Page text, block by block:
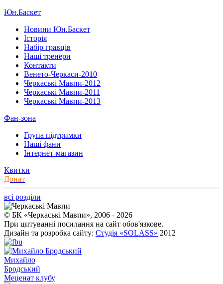
Юн.Баскет
Новини Юн.Баскет
Історія
Набір гравців
Наші тренери
Контакти
Венето-Черкаси-2010
Черкаські Мавпи-2012
Черкаські Мавпи-2011
Черкаські Мавпи-2013
Фан-зона
Група підтримки
Наші фани
Інтернет-магазин
Квитки
Донат
всі розділи
© БК «Черкаські Мавпи», 2006 - 2026
При цитуванні посилання на сайт обов'язкове.
Дизайн та розробка сайту: Студія «SOLASS» 2012
Михайло
Бродський
Меценат клубу